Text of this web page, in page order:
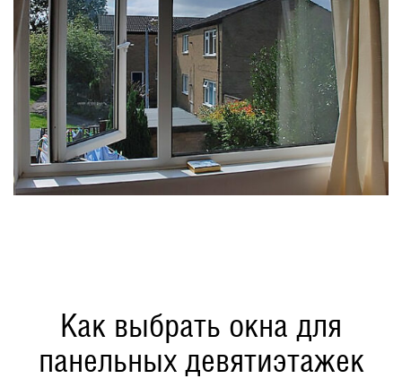
Как выбрать окна для
панельных девятиэтажек